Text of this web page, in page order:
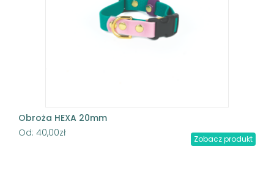
Obroża HEXA 20mm
Od: 40,00zł
Zobacz produkt